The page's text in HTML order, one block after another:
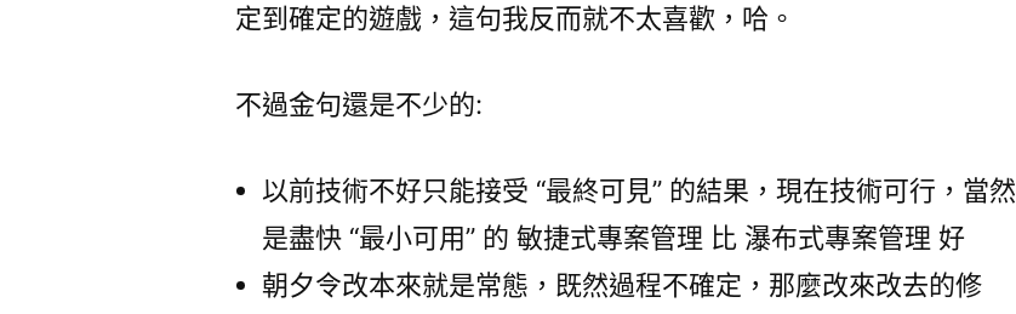
定到確定的遊戲，這句我反而就不太喜歡，哈。
不過金句還是不少的:
以前技術不好只能接受 “最終可見” 的結果，現在技術可行，當然
是盡快 “最小可用” 的 敏捷式專案管理 比 瀑布式專案管理 好
朝夕令改本來就是常態，既然過程不確定，那麼改來改去的修